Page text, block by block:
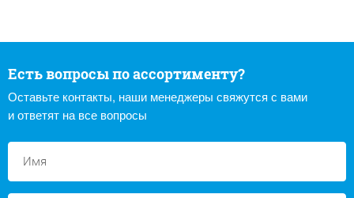
Есть вопросы по ассортименту?
Оставьте контакты, наши менеджеры свяжутся с вами
и ответят на все вопросы